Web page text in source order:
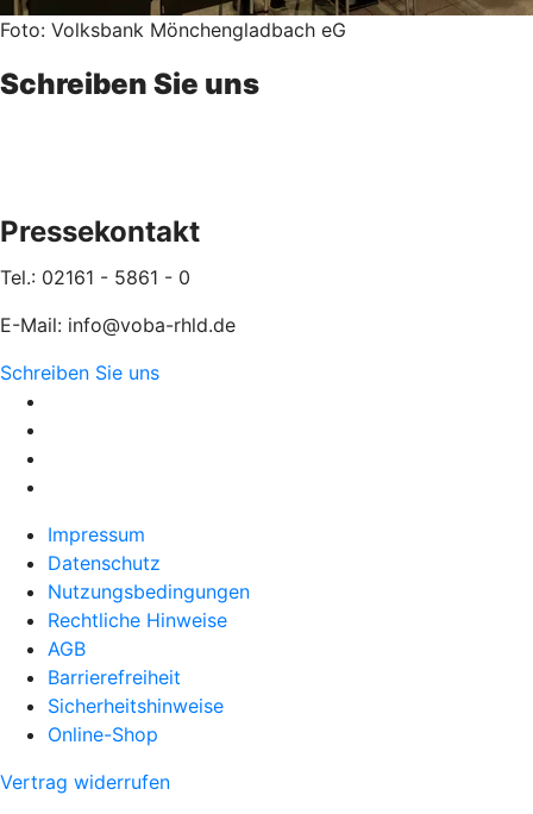
Foto: Volksbank Mönchengladbach eG
Schreiben Sie uns
Pressekontakt
Tel.: 02161 - 5861 - 0
E-Mail: info@voba-rhld.de
Schreiben Sie uns
Impressum
Datenschutz
Nutzungsbedingungen
Rechtliche Hinweise
AGB
Barrierefreiheit
Sicherheitshinweise
Online-Shop
Vertrag widerrufen